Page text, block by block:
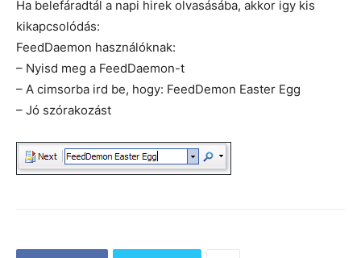
Ha belefáradtál a napi hirek olvasásába, akkor igy kis
kikapcsolódás:
FeedDaemon használóknak:
– Nyisd meg a FeedDaemon-t
– A cimsorba ird be, hogy: FeedDemon Easter Egg
– Jó szórakozást